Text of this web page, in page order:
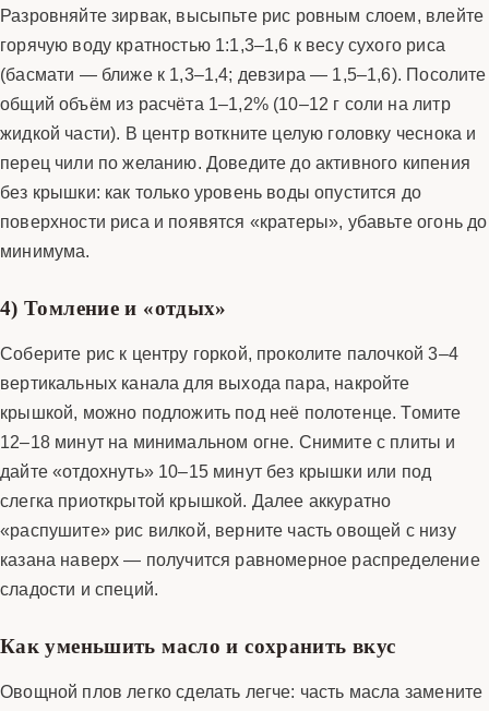
Разровняйте зирвак, высыпьте рис ровным слоем, влейте
горячую воду кратностью 1:1,3–1,6 к весу сухого риса
(басмати — ближе к 1,3–1,4; девзира — 1,5–1,6). Посолите
общий объём из расчёта 1–1,2% (10–12 г соли на литр
жидкой части). В центр воткните целую головку чеснока и
перец чили по желанию. Доведите до активного кипения
без крышки: как только уровень воды опустится до
поверхности риса и появятся «кратеры», убавьте огонь до
минимума.
4) Томление и «отдых»
Соберите рис к центру горкой, проколите палочкой 3–4
вертикальных канала для выхода пара, накройте
крышкой, можно подложить под неё полотенце. Томите
12–18 минут на минимальном огне. Снимите с плиты и
дайте «отдохнуть» 10–15 минут без крышки или под
слегка приоткрытой крышкой. Далее аккуратно
«распушите» рис вилкой, верните часть овощей с низу
казана наверх — получится равномерное распределение
сладости и специй.
Как уменьшить масло и сохранить вкус
Овощной плов легко сделать легче: часть масла замените